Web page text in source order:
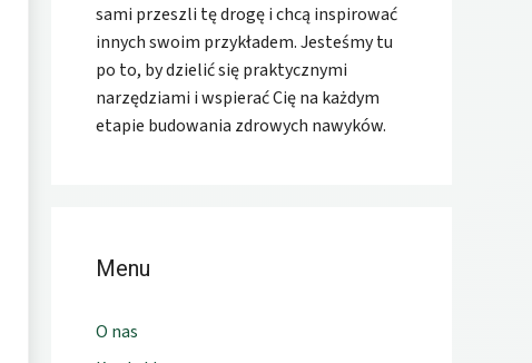
sami przeszli tę drogę i chcą inspirować
innych swoim przykładem. Jesteśmy tu
po to, by dzielić się praktycznymi
narzędziami i wspierać Cię na każdym
etapie budowania zdrowych nawyków.
Menu
O nas